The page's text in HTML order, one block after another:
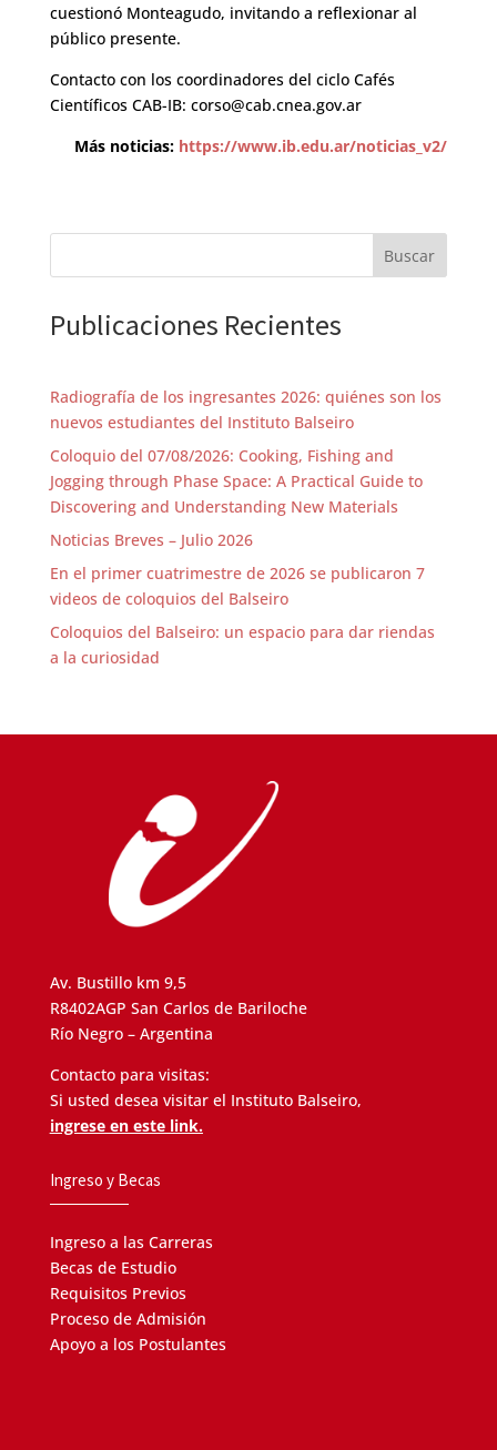
cuestionó Monteagudo, invitando a reflexionar al
público presente.
Contacto con los coordinadores del ciclo Cafés
Científicos CAB-IB: corso@cab.cnea.gov.ar
Más noticias: https://www.ib.edu.ar/noticias_v2/
Buscar
Publicaciones Recientes
Radiografía de los ingresantes 2026: quiénes son los
nuevos estudiantes del Instituto Balseiro
Coloquio del 07/08/2026: Cooking, Fishing and
Jogging through Phase Space: A Practical Guide to
Discovering and Understanding New Materials
Noticias Breves – Julio 2026
En el primer cuatrimestre de 2026 se publicaron 7
videos de coloquios del Balseiro
Coloquios del Balseiro: un espacio para dar riendas
a la curiosidad
Av. Bustillo km 9,5
R8402AGP San Carlos de Bariloche
Río Negro – Argentina
Contacto para visitas:
Si usted desea visitar el Instituto Balseiro,
ingrese en este link.
Ingreso y Becas
Ingreso a las Carreras
Becas de Estudio
Requisitos Previos
Proceso de Admisión
Apoyo a los Postulantes